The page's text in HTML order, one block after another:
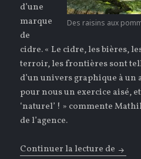
Des raisins aux
d’une
marque
de
cidre. « Le cidre, les bières,
terroir, les frontières sont
d’un univers graphique à un
pour nous un exercice aisé,
‘naturel’ ! » commente
de l’agence.
Continuer la lecture de